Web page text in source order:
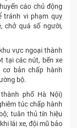
cáo chủ động
tránh vi phạm quy
chở quá số người,
vực ngoại thành
tại các nút, bến xe
bản chấp hành
bộ.
phố Hà Nội)
túc chấp hành
tuân thủ tín hiệu
lái xe, đội mũ bảo